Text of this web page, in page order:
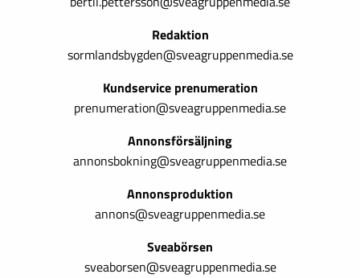
Redaktion
sormlandsbygden@sveagruppenmedia.se
Kundservice prenumeration
prenumeration@sveagruppenmedia.se
Annonsförsäljning
annonsbokning@sveagruppenmedia.se
Annonsproduktion
annons@sveagruppenmedia.se
Sveabörsen
sveaborsen@sveagruppenmedia.se